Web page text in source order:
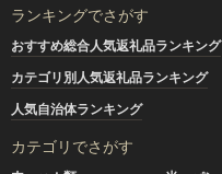
ランキングでさがす
おすすめ総合人気返礼品ランキング
カテゴリ別人気返礼品ランキング
人気自治体ランキング
カテゴリでさがす